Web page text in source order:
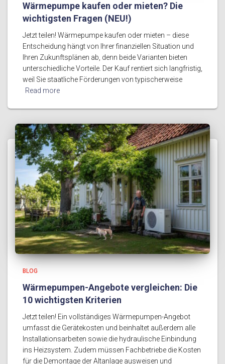
Wärmepumpe kaufen oder mieten? Die
wichtigsten Fragen (NEU!)
Jetzt teilen! Wärmepumpe kaufen oder mieten – diese
Entscheidung hängt von Ihrer finanziellen Situation und
Ihren Zukunftsplänen ab, denn beide Varianten bieten
unterschiedliche Vorteile. Der Kauf rentiert sich langfristig,
weil Sie staatliche Förderungen von typischerweise
Read more
BLOG
Wärmepumpen-Angebote vergleichen: Die
10 wichtigsten Kriterien
Jetzt teilen! Ein vollständiges Wärmepumpen-Angebot
umfasst die Gerätekosten und beinhaltet außerdem alle
Installationsarbeiten sowie die hydraulische Einbindung
ins Heizsystem. Zudem müssen Fachbetriebe die Kosten
für die Demontage der Altanlage ausweisen und